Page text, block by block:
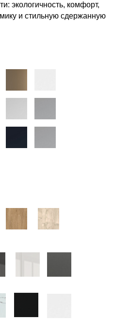
экологичность, комфорт,
и стильную сдержанную